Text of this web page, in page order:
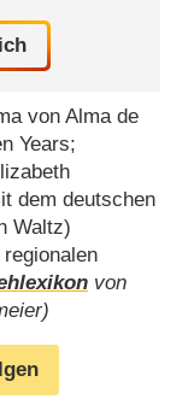
von Alma de
Years;
dem deutschen
Waltz)
von